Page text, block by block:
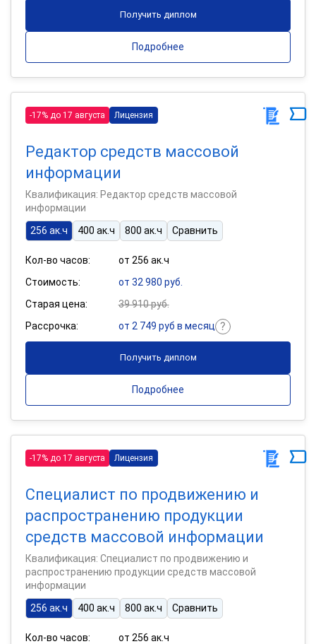
Получить диплом
Подробнее
-17% до 17 августа Лицензия
Редактор средств массовой
информации
Квалификация: Редактор средств массовой
информации
256 ак.ч
400 ак.ч 800 ак.ч Сравнить
Кол-во часов:
от 256 ак.ч
Стоимость:
от 32 980 руб.
Старая цена:
39 910 руб.
Рассрочка:
от 2 749 руб в месяц
Получить диплом
Подробнее
-17% до 17 августа Лицензия
Специалист по продвижению и
распространению продукции
средств массовой информации
Квалификация: Специалист по продвижению и
распространению продукции средств массовой
информации
256 ак.ч
400 ак.ч 800 ак.ч Сравнить
Кол-во часов:
от 256 ак.ч